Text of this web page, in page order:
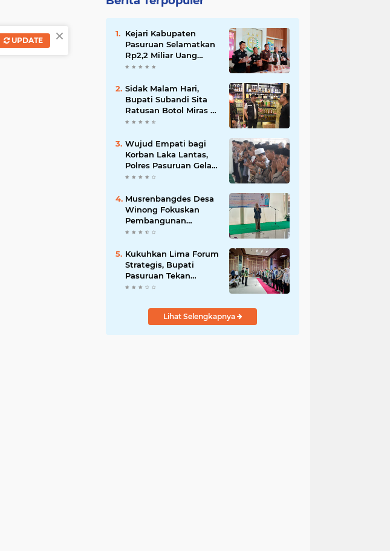
Kejari Kabupaten
Pasuruan Selamatkan
Rp2,2 Miliar Uang
Negara dari Korupsi
Sidak Malam Hari,
Bupati Subandi Sita
Ratusan Botol Miras di
Kawasan Perumahan
Wujud Empati bagi
Korban Laka Lantas,
Polres Pasuruan Gelar
Salat Ghaib dan Doa
Musrenbangdes Desa
Winong Fokuskan
Pembangunan
Berbasis Potensi Lokal,
Meski Dihantam
Efisiensi Anggaran
Kukuhkan Lima Forum
Strategis, Bupati
Pasuruan Tekan
Pentingnya Program
Lihat Selengkapnya
×
UPDATE